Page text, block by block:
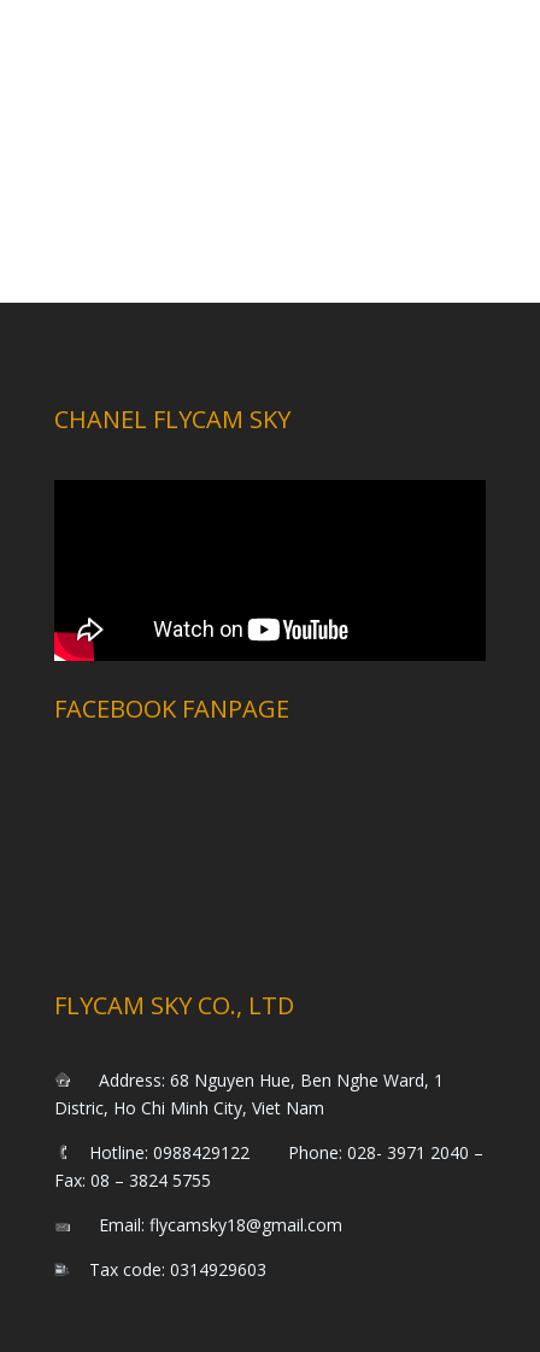
CHANEL FLYCAM SKY
FACEBOOK FANPAGE
FLYCAM SKY CO., LTD
Address: 68 Nguyen Hue, Ben Nghe Ward, 1
Distric, Ho Chi Minh City, Viet Nam
Hotline: 0988429122 Phone: 028- 3971 2040 –
Fax: 08 – 3824 5755
Email: flycamsky18@gmail.com
Tax code: 0314929603